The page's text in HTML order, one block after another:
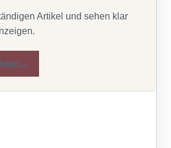
Artikel und sehen klar
→